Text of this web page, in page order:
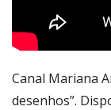
Canal Mariana
desenhos”.